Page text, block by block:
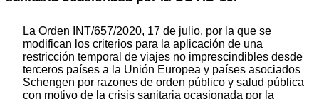
La Orden INT/657/2020, 17 de julio, por la que se
modifican los criterios para la aplicación de una
restricción temporal de viajes no imprescindibles desde
terceros países a la Unión Europea y países asociados
Schengen por razones de orden público y salud pública
con motivo de la crisis sanitaria ocasionada por la